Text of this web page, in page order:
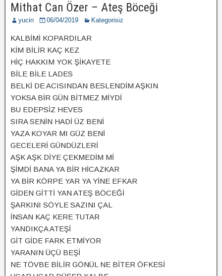
Mithat Can Özer – Ateş Böceği
yucin 06/04/2019 Kategorisiz
KALBİMİ KOPARDILAR
KİM BİLİR KAÇ KEZ
HİÇ HAKKIM YOK ŞİKAYETE
BİLE BİLE LADES
BELKİ DE ACISINDAN BESLENDİM AŞKIN
YOKSA BİR GÜN BİTMEZ MİYDİ
BU EDEPSİZ HEVES
SIRA SENİN HADİ ÜZ BENİ
YAZA KOYAR MI GÜZ BENİ
GECELERİ GÜNDÜZLERİ
AŞK AŞK DİYE ÇEKMEDİM Mİ
ŞİMDİ BANA YA BİR HİCAZKAR
YA BİR KÖRPE YAR YA YİNE EFKAR
GİDEN GİTTİ YAN ATEŞ BÖCEĞİ
ŞARKINI SÖYLE SAZINI ÇAL
İNSAN KAÇ KERE TUTAR
YANDIKÇA ATEŞİ
GİT GİDE FARK ETMİYOR
YARANIN ÜÇÜ BEŞİ
NE TÖVBE BİLİR GÖNÜL NE BİTER ÖFKESİ